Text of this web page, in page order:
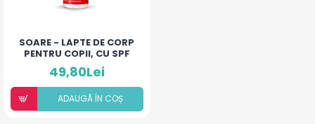
SOARE - LAPTE DE CORP
PENTRU COPII, CU SPF
50+
49,80Lei
ADAUGÃ ÎN COȘ